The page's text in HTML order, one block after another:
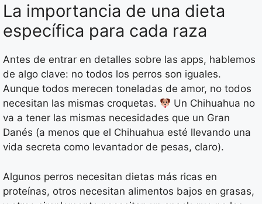
La importancia de una dieta
específica para cada raza
Antes de entrar en detalles sobre las apps, hablemos
de algo clave: no todos los perros son iguales.
Aunque todos merecen toneladas de amor, no todos
necesitan las mismas croquetas.
Un Chihuahua no
va a tener las mismas necesidades que un Gran
Danés (a menos que el Chihuahua esté llevando una
vida secreta como levantador de pesas, claro).
Algunos perros necesitan dietas más ricas en
proteínas, otros necesitan alimentos bajos en grasas,